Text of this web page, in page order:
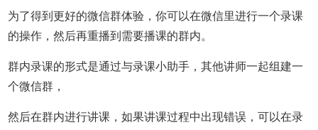
为了得到更好的微信群体验，你可以在微信里进行一个录课
的操作，然后再重播到需要播课的群内。
群内录课的形式是通过与录课小助手，其他讲师一起组建一
个微信群，
然后在群内进行讲课，如果讲课过程中出现错误，可以在录